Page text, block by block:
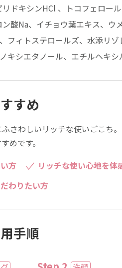
ドキシンHCl 、トコフェロー
酸Na、イチョウ葉エキス、
フィトステロールズ、水添リ
キシエタノール、エチルヘキ
すめ
ふさわしいリッチな使いごこ
めです。
方
リッチな使い心地を体
わりたい方
手順